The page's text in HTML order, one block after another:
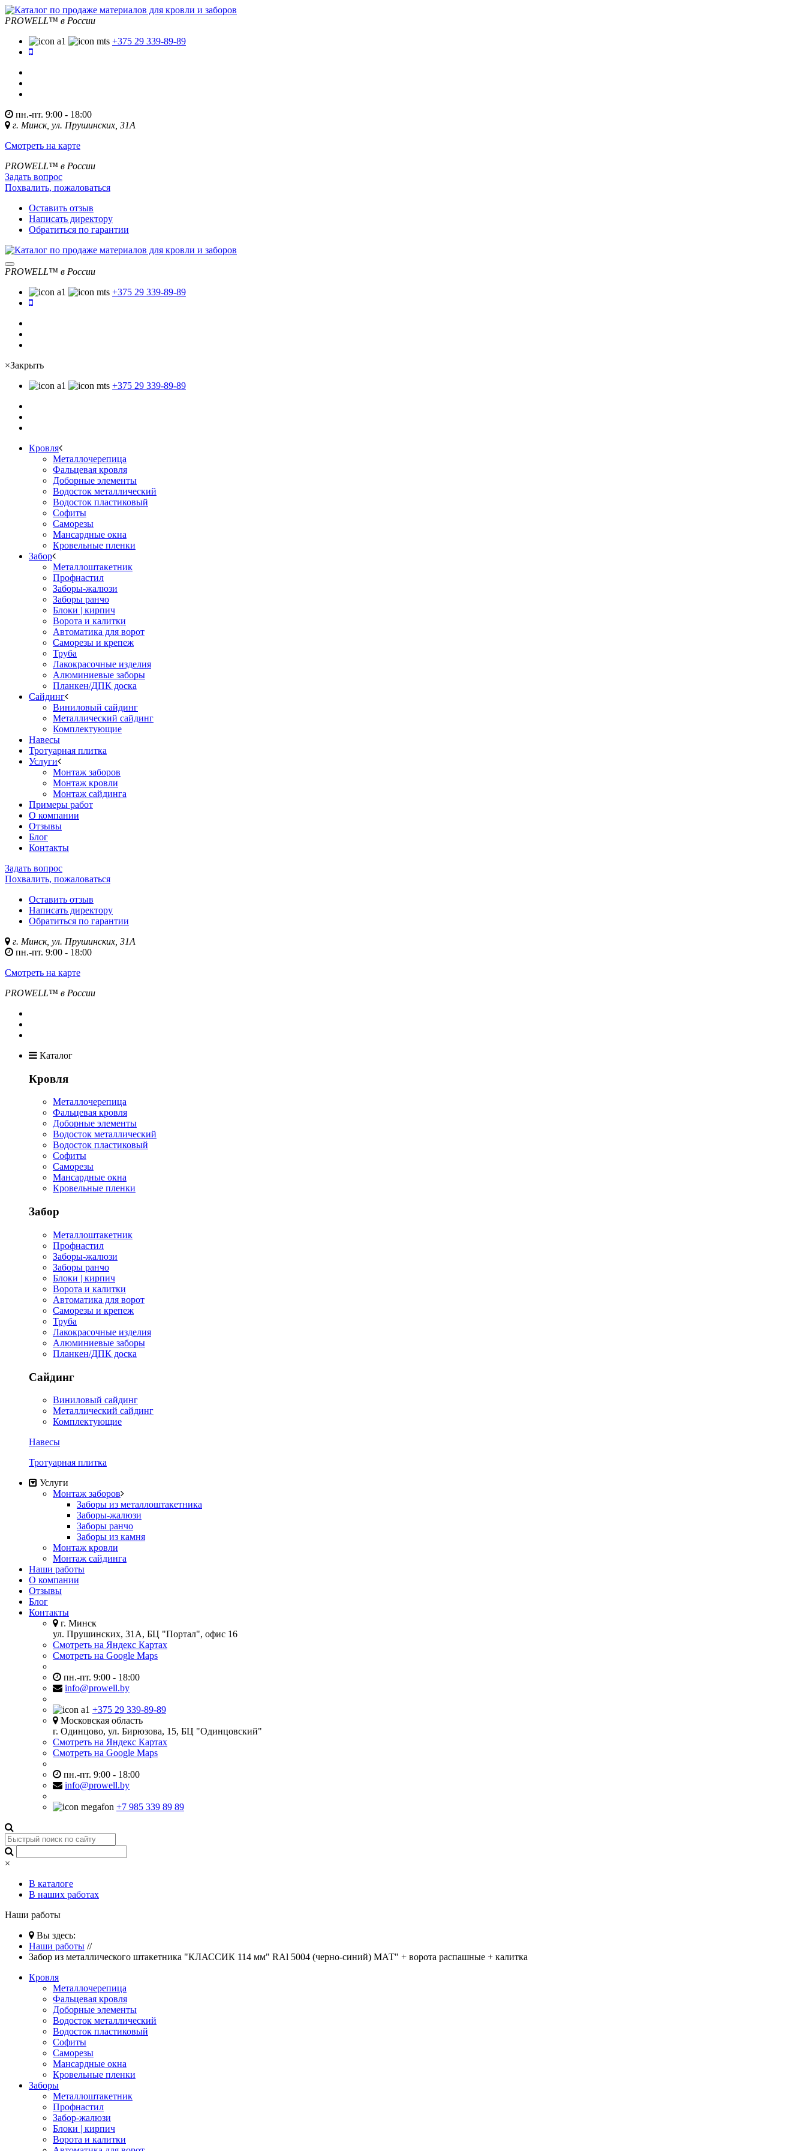
PROWELL™ в России
+375 29 339-89-89
пн.-пт. 9:00 - 18:00
г. Минск, ул. Прушинских, 31А
Смотреть на карте
PROWELL™ в России
Задать вопрос
Похвалить, пожаловаться
Оставить отзыв
Написать директору
Обратиться по гарантии
PROWELL™ в России
+375 29 339-89-89
×Закрыть
+375 29 339-89-89
Кровля
Металлочерепица
Фальцевая кровля
Доборные элементы
Водосток металлический
Водосток пластиковый
Софиты
Саморезы
Мансардные окна
Кровельные пленки
Забор
Металлоштакетник
Профнастил
Заборы-жалюзи
Заборы ранчо
Блоки | кирпич
Ворота и калитки
Автоматика для ворот
Саморезы и крепеж
Труба
Лакокрасочные изделия
Алюминиевые заборы
Планкен/ДПК доска
Сайдинг
Виниловый сайдинг
Металлический сайдинг
Комплектующие
Навесы
Тротуарная плитка
Услуги
Монтаж заборов
Монтаж кровли
Монтаж сайдинга
Примеры работ
О компании
Отзывы
Блог
Контакты
Задать вопрос
Похвалить, пожаловаться
Оставить отзыв
Написать директору
Обратиться по гарантии
г. Минск, ул. Прушинских, 31А
пн.-пт. 9:00 - 18:00
Смотреть на карте
PROWELL™ в России
Каталог
Кровля
Металлочерепица
Фальцевая кровля
Доборные элементы
Водосток металлический
Водосток пластиковый
Софиты
Саморезы
Мансардные окна
Кровельные пленки
Забор
Металлоштакетник
Профнастил
Заборы-жалюзи
Заборы ранчо
Блоки | кирпич
Ворота и калитки
Автоматика для ворот
Саморезы и крепеж
Труба
Лакокрасочные изделия
Алюминиевые заборы
Планкен/ДПК доска
Сайдинг
Виниловый сайдинг
Металлический сайдинг
Комплектующие
Навесы
Тротуарная плитка
Услуги
Монтаж заборов
Заборы из металлоштакетника
Заборы-жалюзи
Заборы ранчо
Заборы из камня
Монтаж кровли
Монтаж сайдинга
Наши работы
О компании
Отзывы
Блог
Контакты
г. Минск
ул. Прушинских, 31А, БЦ "Портал", офис 16
Смотреть на Яндекс Картах
Смотреть на Google Maps
пн.-пт. 9:00 - 18:00
info@prowell.by
+375 29 339-89-89
Московская область
г. Одинцово, ул. Бирюзова, 15, БЦ "Одинцовский"
Смотреть на Яндекс Картах
Смотреть на Google Maps
пн.-пт. 9:00 - 18:00
info@prowell.by
+7 985 339 89 89
×
В каталоге
В наших работах
Наши работы
Вы здесь:
Наши работы //
Забор из металлического штакетника "КЛАССИК 114 мм" RAl 5004 (черно-синий) МАТ" + ворота распашные + калитка
Кровля
Металлочерепица
Фальцевая кровля
Доборные элементы
Водосток металлический
Водосток пластиковый
Софиты
Саморезы
Мансардные окна
Кровельные пленки
Заборы
Металлоштакетник
Профнастил
Забор-жалюзи
Блоки | кирпич
Ворота и калитки